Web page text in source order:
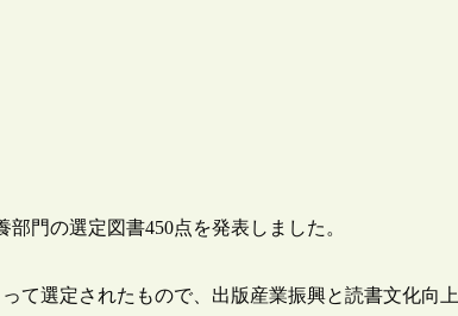
門の選定図書450点を発表しました。
て選定されたもので、出版産業振興と読書文化向上